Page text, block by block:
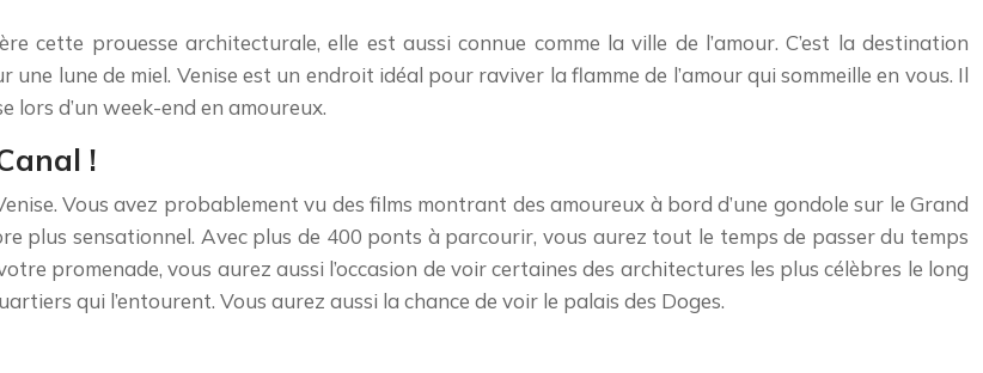
cette prouesse architecturale, elle est aussi connue comme la ville de l’amour. C’est la destination
lune de miel. Venise est un endroit idéal pour raviver la flamme de l’amour qui sommeille en vous. Il
lors d’un week-end en amoureux.
!
Vous avez probablement vu des films montrant des amoureux à bord d’une gondole sur le Grand
plus sensationnel. Avec plus de 400 ponts à parcourir, vous aurez tout le temps de passer du temps
promenade, vous aurez aussi l’occasion de voir certaines des architectures les plus célèbres le long
qui l’entourent. Vous aurez aussi la chance de voir le palais des Doges.